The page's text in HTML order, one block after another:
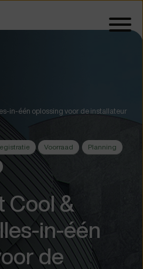
in-één oplossing voor de installateur
Voorraad
Planning
Cool &
in-één
de